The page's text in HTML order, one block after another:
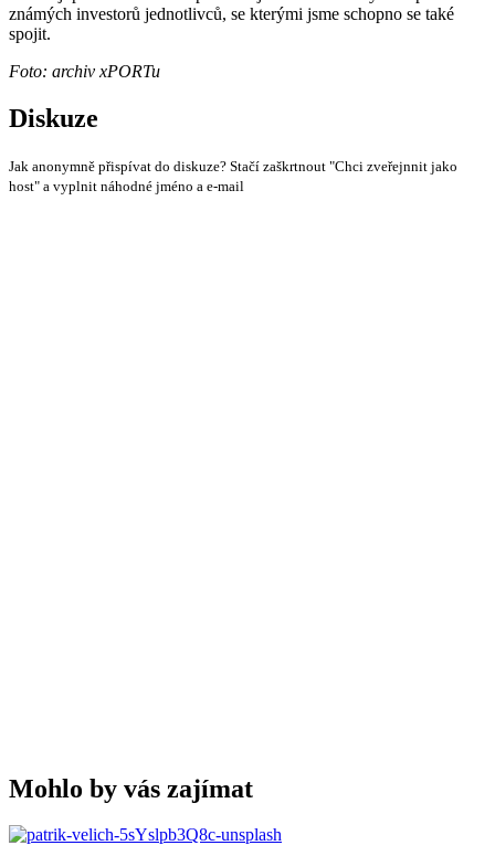
známých investorů jednotlivců, se kterými jsme schopno se také
spojit.
Foto: archiv xPORTu
Diskuze
Jak anonymně přispívat do diskuze? Stačí zaškrtnout "Chci zveřejnnit jako
host" a vyplnit náhodné jméno a e-mail
Mohlo by vás zajímat